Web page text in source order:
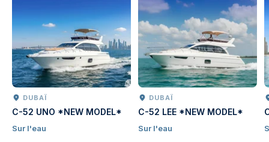
DUBAÏ
C-52 UNO *NEW MODEL*
Sur l'eau
DUBAÏ
C-52 LEE *NEW MODEL*
Sur l'eau